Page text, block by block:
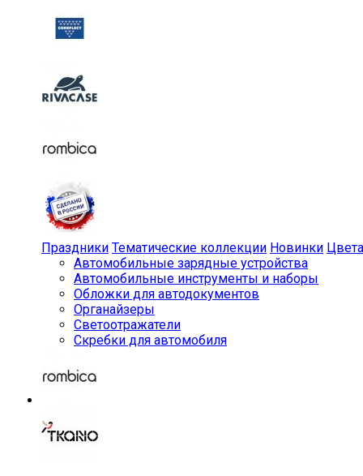
Праздники Тематические коллекции Новинки Цвета
Автомобильные зарядные устройства
Автомобильные инструменты и наборы
Обложки для автодокументов
Органайзеры
Светоотражатели
Скребки для автомобиля